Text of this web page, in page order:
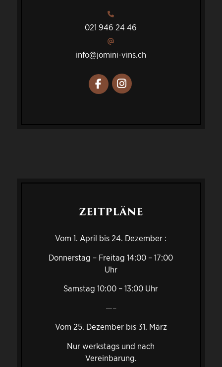
021 946 24 46
info@jomini-vins.ch
ZEITPLÄNE
Vom 1. April bis 24. Dezember :
Donnerstag – Freitag 14:00 – 17:00
Uhr
Samstag 10:00 – 13:00 Uhr
—–
Vom 25. Dezember bis 31. März
Nur werkstags und nach
Vereinbarung.